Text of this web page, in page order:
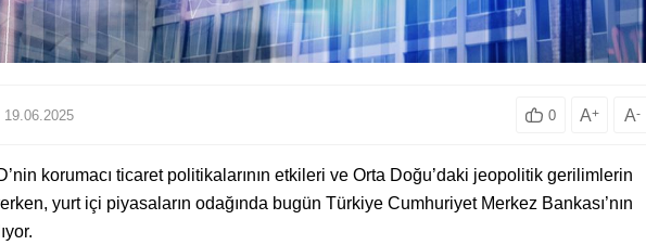
19.06.2025 0 A+ A-
korumacı ticaret politikalarının etkileri ve Orta Doğu’daki jeopolitik gerilimlerin
yurt içi piyasaların odağında bugün Türkiye Cumhuriyet Merkez Bankası’nın